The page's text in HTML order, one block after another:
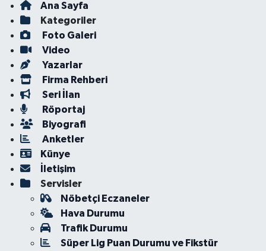
Ana Sayfa
Kategoriler
Foto Galeri
Video
Yazarlar
Firma Rehberi
Seri İlan
Röportaj
Biyografi
Anketler
Künye
İletişim
Servisler
Nöbetçi Eczaneler
Hava Durumu
Trafik Durumu
Süper Lig Puan Durumu ve Fikstür